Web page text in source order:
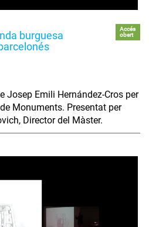
burguesa
Accés
obert
Josep Emili Hernández-Cros per
Monuments. Presentat per
Director del Màster.